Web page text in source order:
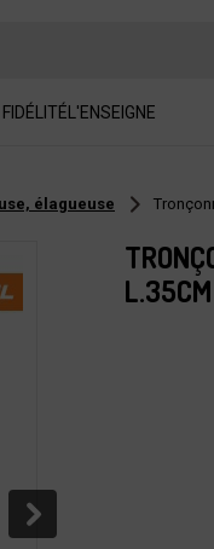
L'ENSEIGNE
élagueuse